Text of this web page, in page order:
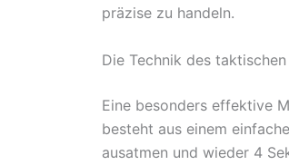
präzise zu handeln.
Die Technik des
Eine besonders effektive
besteht aus einem
ausatmen und wieder 4